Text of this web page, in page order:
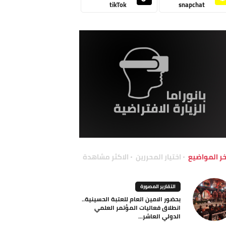
snapchat
tikTok
المواضيع اختيار المحررين الاكثر مشاهدة
التقارير المصورة
بحضور الامين العام للعتبة الحسينية..
انطلاق فعاليات المؤتمر العلمي
الدولي العاشر...